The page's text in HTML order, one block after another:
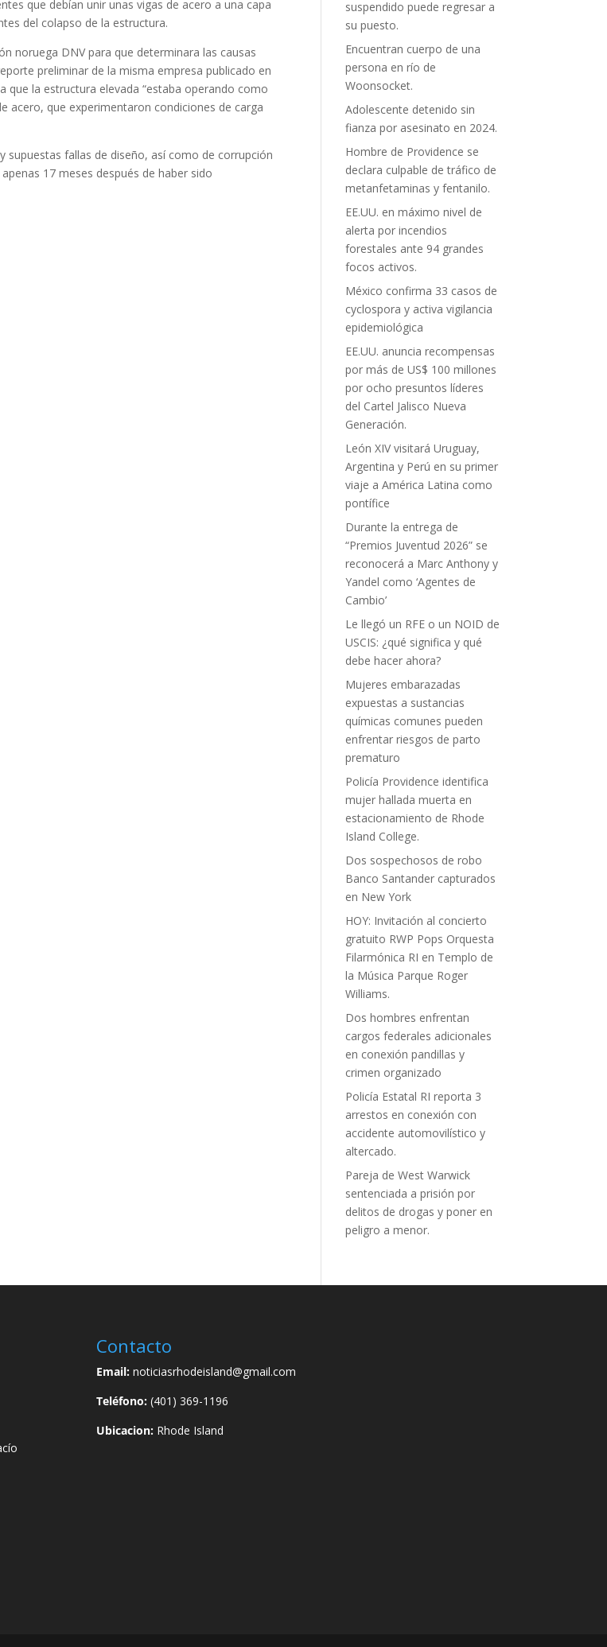
que debían unir unas vigas de acero a una capa
del colapso de la estructura.
noruega DNV para que determinara las causas
preliminar de la misma empresa publicado en
que la estructura elevada “estaba operando como
acero, que experimentaron condiciones de carga
fallas de diseño, así como de corrupción
17 meses después de haber sido
suspendido puede regresar a
su puesto.
Encuentran cuerpo de una
persona en río de
Woonsocket.
Adolescente detenido sin
fianza por asesinato en 2024.
Hombre de Providence se
declara culpable de tráfico de
metanfetaminas y fentanilo.
EE.UU. en máximo nivel de
alerta por incendios
forestales ante 94 grandes
focos activos.
México confirma 33 casos de
cyclospora y activa vigilancia
epidemiológica
EE.UU. anuncia recompensas
por más de US$ 100 millones
por ocho presuntos líderes
del Cartel Jalisco Nueva
Generación.
León XIV visitará Uruguay,
Argentina y Perú en su primer
viaje a América Latina como
pontífice
Durante la entrega de
“Premios Juventud 2026” se
reconocerá a Marc Anthony y
Yandel como ‘Agentes de
Cambio’
Le llegó un RFE o un NOID de
USCIS: ¿qué significa y qué
debe hacer ahora?
Mujeres embarazadas
expuestas a sustancias
químicas comunes pueden
enfrentar riesgos de parto
prematuro
Policía Providence identifica
mujer hallada muerta en
estacionamiento de Rhode
Island College.
Dos sospechosos de robo
Banco Santander capturados
en New York
HOY: Invitación al concierto
gratuito RWP Pops Orquesta
Filarmónica RI en Templo de
la Música Parque Roger
Williams.
Dos hombres enfrentan
cargos federales adicionales
en conexión pandillas y
crimen organizado
Policía Estatal RI reporta 3
arrestos en conexión con
accidente automovilístico y
altercado.
Pareja de West Warwick
sentenciada a prisión por
delitos de drogas y poner en
peligro a menor.
Contacto
Email:noticiasrhodeisland@gmail.com
Teléfono:(401) 369-1196
Ubicacion:Rhode Island